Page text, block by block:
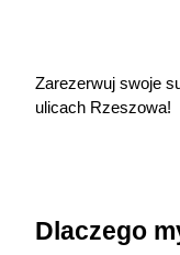
Zarezerwuj swoje
ulicach Rzeszowa!
Dlaczego